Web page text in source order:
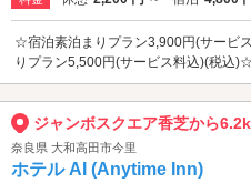
☆宿泊素泊まりプラン3,900円(サービ
りプラン5,500円(サービス料込)(税込)☆
ジャンボスクエア香芝から
奈良県 大和高田市今里
ホテル AI (Anytime Inn)